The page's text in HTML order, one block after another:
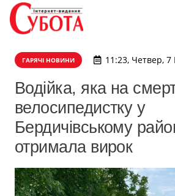
ГАРЯЧІ НОВИНИ 11:23, Четвер,
Водійка, яка на
велосипедистку у
Бердичівському
отримала вирок